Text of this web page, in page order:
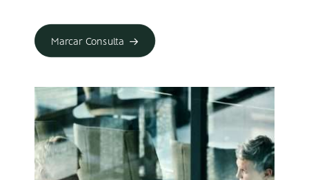
Marcar Consulta